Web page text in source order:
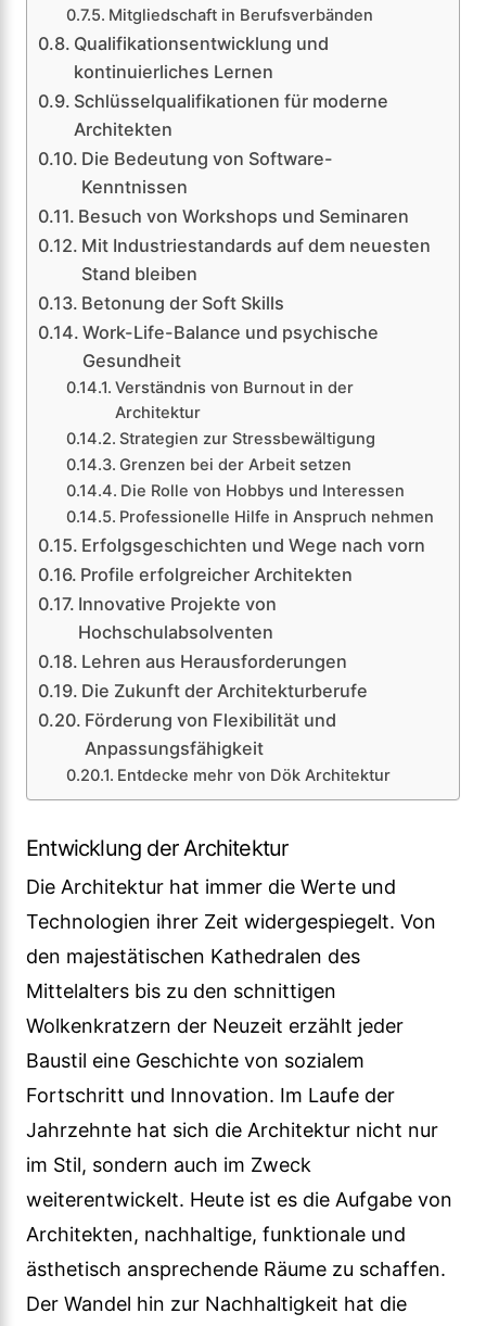
Mitgliedschaft in Berufsverbänden
Qualifikationsentwicklung und
kontinuierliches Lernen
Schlüsselqualifikationen für moderne
Architekten
Die Bedeutung von Software-
Kenntnissen
Besuch von Workshops und Seminaren
Mit Industriestandards auf dem neuesten
Stand bleiben
Betonung der Soft Skills
Work-Life-Balance und psychische
Gesundheit
Verständnis von Burnout in der
Architektur
Strategien zur Stressbewältigung
Grenzen bei der Arbeit setzen
Die Rolle von Hobbys und Interessen
Professionelle Hilfe in Anspruch nehmen
Erfolgsgeschichten und Wege nach vorn
Profile erfolgreicher Architekten
Innovative Projekte von
Hochschulabsolventen
Lehren aus Herausforderungen
Die Zukunft der Architekturberufe
Förderung von Flexibilität und
Anpassungsfähigkeit
Entdecke mehr von Dök Architektur
Entwicklung der Architektur
Die Architektur hat immer die Werte und
Technologien ihrer Zeit widergespiegelt. Von
den majestätischen Kathedralen des
Mittelalters bis zu den schnittigen
Wolkenkratzern der Neuzeit erzählt jeder
Baustil eine Geschichte von sozialem
Fortschritt und Innovation. Im Laufe der
Jahrzehnte hat sich die Architektur nicht nur
im Stil, sondern auch im Zweck
weiterentwickelt. Heute ist es die Aufgabe von
Architekten, nachhaltige, funktionale und
ästhetisch ansprechende Räume zu schaffen.
Der Wandel hin zur Nachhaltigkeit hat die